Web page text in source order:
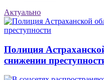
Актуально
Полиция
снижении